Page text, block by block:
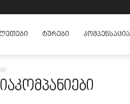
ᲢᲣᲠᲔᲑᲘ ᲙᲝᲛᲞᲔᲜᲡᲐᲪᲘᲐ